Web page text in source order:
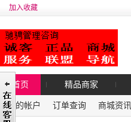
加入收藏
首页 精品商家
我的帐户 订单查询 商城资讯